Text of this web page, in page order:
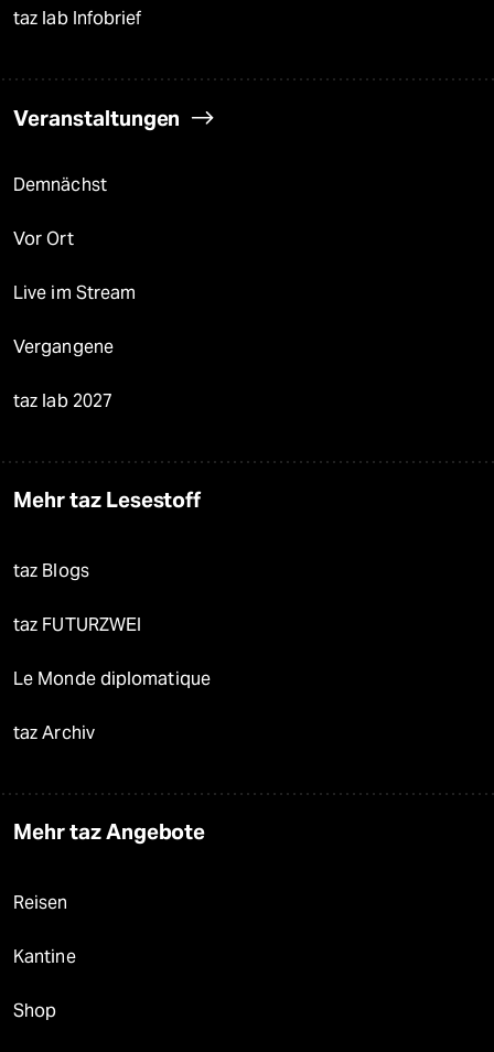
taz lab Infobrief
Veranstaltungen
Demnächst
Vor Ort
Live im Stream
Vergangene
taz lab 2027
Mehr taz Lesestoff
taz Blogs
taz FUTURZWEI
Le Monde diplomatique
taz Archiv
Mehr taz Angebote
Reisen
Kantine
Shop